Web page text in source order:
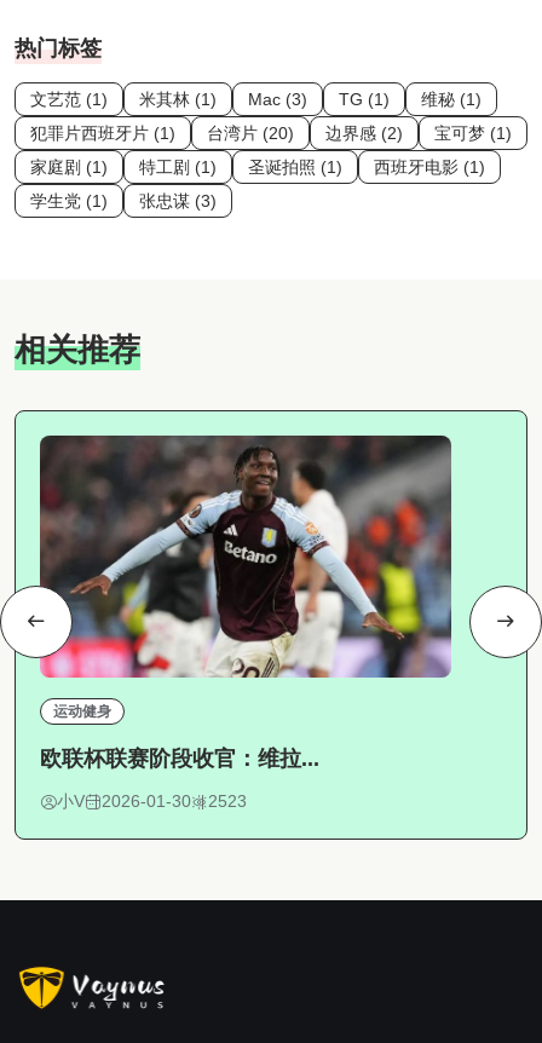
热门标签
文艺范 (1) 米其林 (1) Mac (3) TG (1)
维秘 (1)
犯罪片西班牙片 (1)
台湾片 (20) 边界感 (2)
宝可梦 (1)
家庭剧 (1)
特工剧 (1) 圣诞拍照 (1)
西班牙电影 (1)
学生党 (1)
张忠谋 (3)
相关推荐
运动健身
欧联杯联赛阶段收官：维拉...
小V 2026-01-30 2523